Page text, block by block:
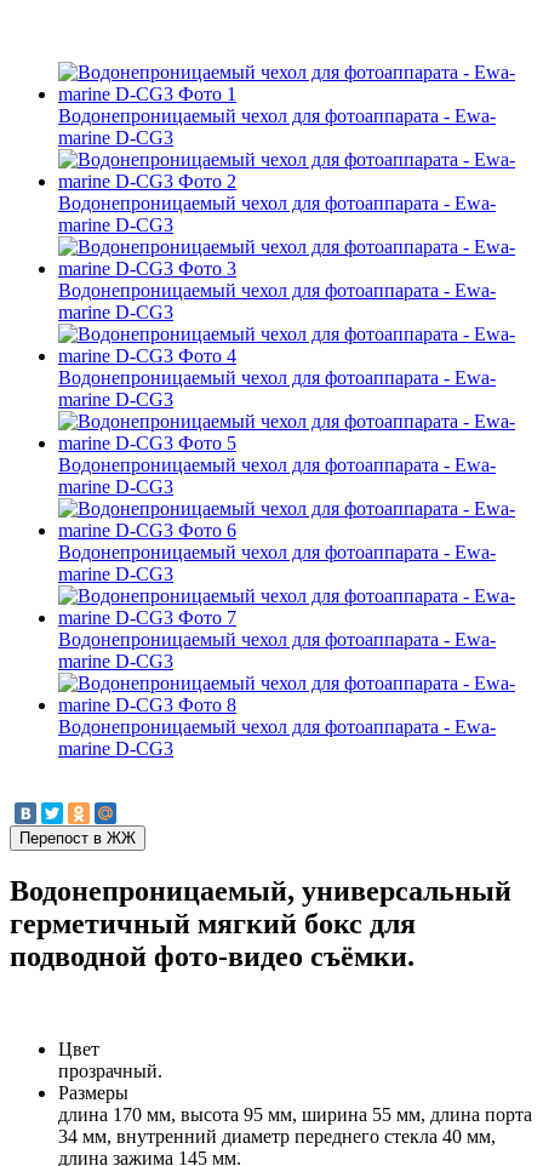
Водонепроницаемый чехол для фотоаппарата - Ewa-
marine D-CG3
Водонепроницаемый чехол для фотоаппарата - Ewa-
marine D-CG3
Водонепроницаемый чехол для фотоаппарата - Ewa-
marine D-CG3
Водонепроницаемый чехол для фотоаппарата - Ewa-
marine D-CG3
Водонепроницаемый чехол для фотоаппарата - Ewa-
marine D-CG3
Водонепроницаемый чехол для фотоаппарата - Ewa-
marine D-CG3
Водонепроницаемый чехол для фотоаппарата - Ewa-
marine D-CG3
Водонепроницаемый чехол для фотоаппарата - Ewa-
marine D-CG3
Водонепроницаемый, универсальный
герметичный мягкий бокс для
подводной фото-видео съёмки.
Цвет
прозрачный.
Размеры
длина 170 мм, высота 95 мм, ширина 55 мм, длина порта
34 мм, внутренний диаметр переднего стекла 40 мм,
длина зажима 145 мм.